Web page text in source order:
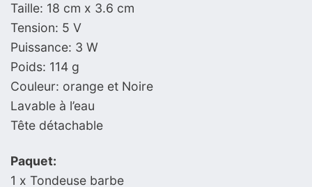
Taille: 18 cm x 3.6 cm
Tension: 5 V
Puissance: 3 W
Poids: 114 g
Couleur: orange et Noire
Lavable à l’eau
Tête détachable
Paquet:
1 x Tondeuse barbe